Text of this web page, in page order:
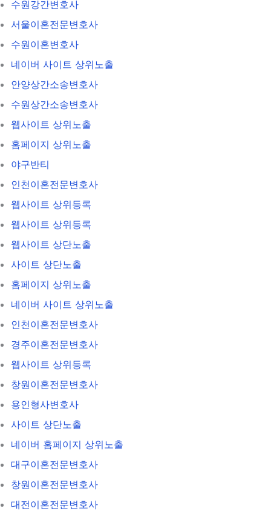
수원강간변호사
서울이혼전문변호사
수원이혼변호사
네이버 사이트 상위노출
안양상간소송변호사
수원상간소송변호사
웹사이트 상위노출
홈페이지 상위노출
야구반티
인천이혼전문변호사
웹사이트 상위등록
웹사이트 상위등록
웹사이트 상단노출
사이트 상단노출
홈페이지 상위노출
네이버 사이트 상위노출
인천이혼전문변호사
경주이혼전문변호사
웹사이트 상위등록
창원이혼전문변호사
용인형사변호사
사이트 상단노출
네이버 홈페이지 상위노출
대구이혼전문변호사
창원이혼전문변호사
대전이혼전문변호사